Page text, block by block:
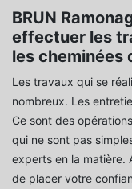
BRUN
effectuer les
les cheminées
Les travaux qui se
nombreux. Les
Ce sont des
qui ne sont pas
experts en la matière.
de placer votre